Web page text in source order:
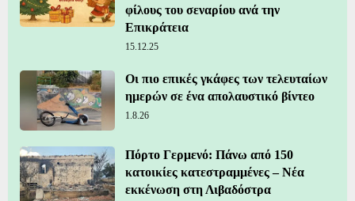
φίλους του σεναρίου ανά την
Επικράτεια
15.12.25
Οι πιο επικές γκάφες των τελευταίων
ημερών σε ένα απολαυστικό βίντεο
1.8.26
Πόρτο Γερμενό: Πάνω από 150
κατοικίες κατεστραμμένες – Νέα
εκκένωση στη Λιβαδόστρα